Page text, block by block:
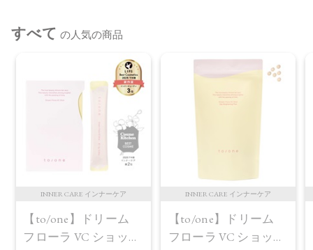
すべて の人気の商品
INNER CARE インナーケア
【to/one】ドリーム
フローラ VC ショット
INNER CARE インナーケア
【to/one】ドリーム
フローラ VC ショット